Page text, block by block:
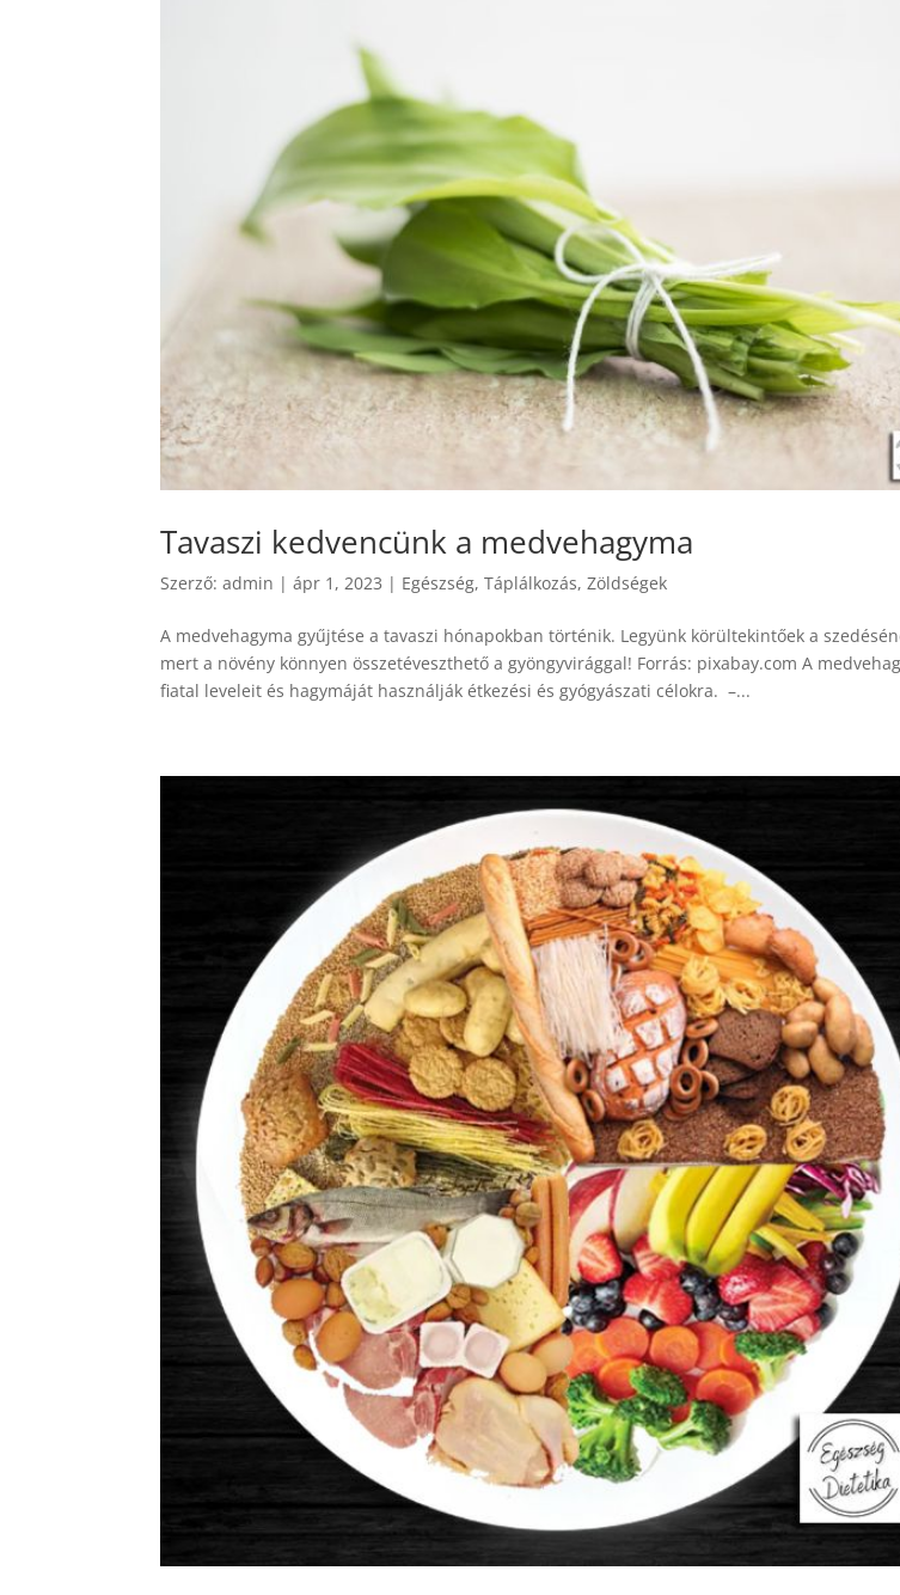
Tavaszi kedvencünk a medvehagyma
Szerző:admin |ápr 1, 2023 | Egészség,Táplálkozás,Zöldségek
A medvehagyma gyűjtése a tavaszi hónapokban történik. Legyünk körültekintőek a
mert a növény könnyen összetéveszthető a gyöngyvirággal! Forrás: pixabay.com A
fiatal leveleit és hagymáját használják étkezési és gyógyászati célokra. –...